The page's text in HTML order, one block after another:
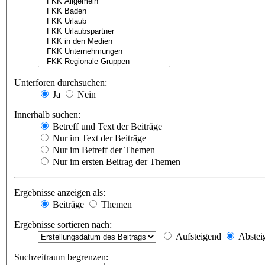
Unterforen durchsuchen:
Ja
Nein
Innerhalb suchen:
Betreff und Text der Beiträge
Nur im Text der Beiträge
Nur im Betreff der Themen
Nur im ersten Beitrag der Themen
Ergebnisse anzeigen als:
Beiträge
Themen
Ergebnisse sortieren nach:
Aufsteigend
Suchzeitraum begrenzen: